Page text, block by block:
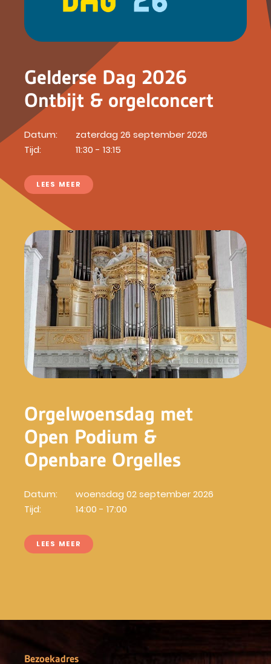
Gelderse Dag 2026
Ontbijt & orgelconcert
Datum:
Tijd:
zaterdag 26 september 2026
11:30 - 13:15
LEES MEER
Orgelwoensdag met
Open Podium &
Openbare Orgelles
Datum:
Tijd:
woensdag 02 september 2026
14:00 - 17:00
LEES MEER
Bezoekadres